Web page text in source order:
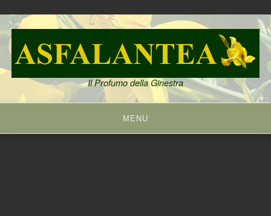
Skip
to
content
Il Profumo della Ginestra
MENU